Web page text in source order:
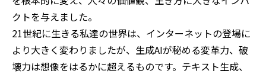
クトを与えました。
21世紀に生きる私達の世界は、インターネットの登場に
より大きく変わりましたが、生成AIが秘める変革力、破
壊力は想像をはるかに超えるものです。テキスト生成、